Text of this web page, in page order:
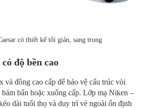
có thiết kế tối giản, sang trọng
độ bền cao
và đồng cao cấp để bảo vệ cấu trúc vòi
bẩn hoặc xuống cấp. Lớp mạ Niken –
dài tuổi thọ và duy trì vẻ ngoài ổn định